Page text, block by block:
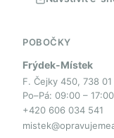
POBOČKY
Frýdek-Místek
F. Čejky 450, 738 01
Po–Pá: 09:00 – 17:00
+420 606 034 541